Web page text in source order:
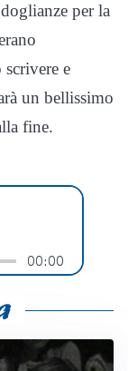
per la
e
un bellissimo
fine.